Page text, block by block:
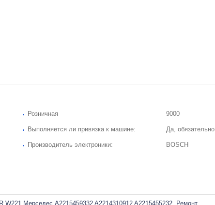
Розничная 9000
Выполняется ли привязка к машине: Да, обязательно
Производитель электроники: BOSCH
Мерседес A2215459332 A2214310912 A2215455232. Ремонт